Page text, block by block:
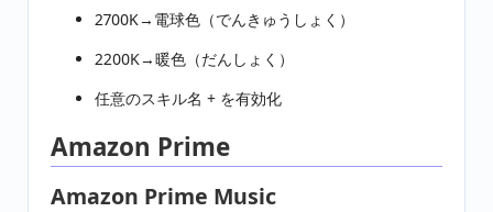
2700K→電球色（でんきゅうしょく）
2200K→暖色（だんしょく）
任意のスキル名 + を有効化
Amazon Prime
Amazon Prime Music